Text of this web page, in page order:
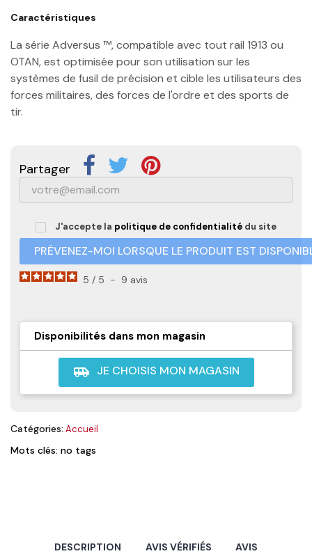
Caractéristiques
La série Adversus ™, compatible avec tout rail 1913 ou
OTAN, est optimisée pour son utilisation sur les
systèmes de fusil de précision et cible les utilisateurs des
forces militaires, des forces de l'ordre et des sports de
tir.
Partager
J'accepte la politique de confidentialité du site
PRÉVENEZ-MOI LORSQUE LE PRODUIT EST
5 / 5 - 9 avis
Disponibilités dans mon magasin
airport_shuttle JE CHOISIS MON MAGASIN
Catégories: Accueil
Mots clés: no tags
DESCRIPTION AVIS VÉRIFIÉS AVIS